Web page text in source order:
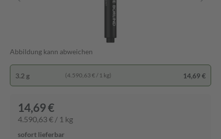
Abbildung kann abweichen
3.2 g (4.590,63 € / 1 kg) 14,69 €
14,69 €
4.590,63 € / 1 kg
sofort lieferbar